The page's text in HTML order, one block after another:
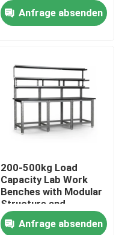
Anfrage absenden
200-500kg Load
Capacity Lab Work
Benches with Modular
Structure and
Optional Accessories
Anfrage absenden